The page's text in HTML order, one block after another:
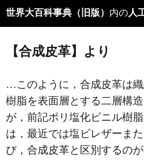
世界大百科事典（旧版） 内の人
【合成皮革】より
…このように，合成皮革は
樹脂を表面層とする二層構
が，前記ポリ塩化ビニル樹
は，最近では塩ビレザーま
び，合成皮革と区別するの